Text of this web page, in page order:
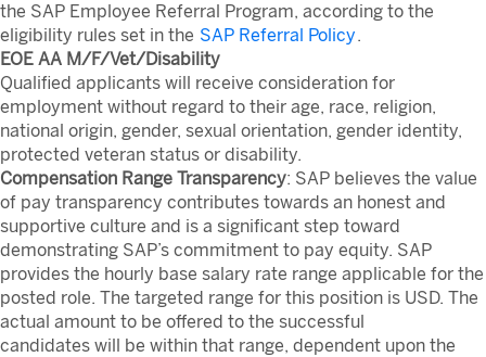
the SAP Employee Referral Program, according to the
eligibility rules set in the SAP Referral Policy.
EOE AA M/F/Vet/Disability
Qualified applicants will receive consideration for
employment without regard to their age, race, religion,
national origin, gender, sexual orientation, gender identity,
protected veteran status or disability.
Compensation Range Transparency: SAP believes the value
of pay transparency contributes towards an honest and
supportive culture and is a significant step toward
demonstrating SAP’s commitment to pay equity. SAP
provides the hourly base salary rate range applicable for the
posted role. The targeted range for this position is USD. The
actual amount to be offered to the successful
candidates will be within that range, dependent upon the